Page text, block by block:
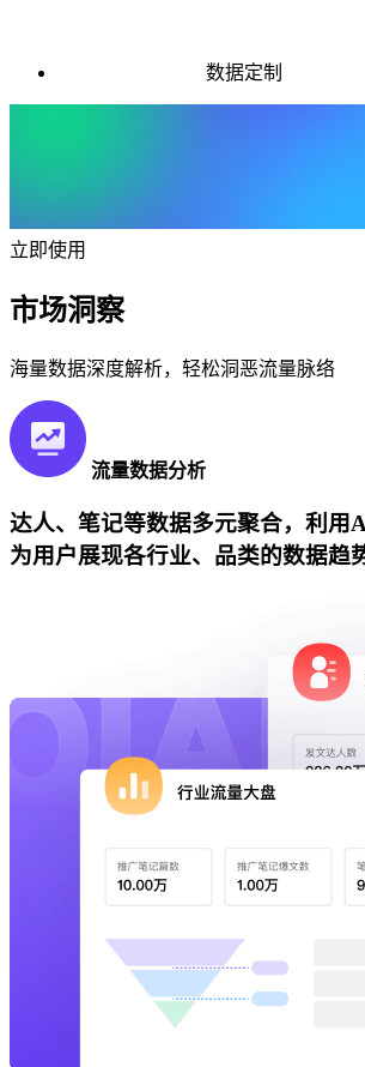
数据定制
立即使用
市场洞察
海量数据深度解析，轻松洞恶流量脉络
流量数据分析
达人、笔记等数据多元聚合，利用
为用户展现各行业、品类的数据趋